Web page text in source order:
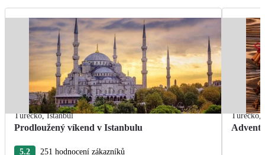
Turecko,Istanbul
Prodloužený víkend v Istanbulu
5.2
251 hodnocení zákazníků
Turecko,
Advent